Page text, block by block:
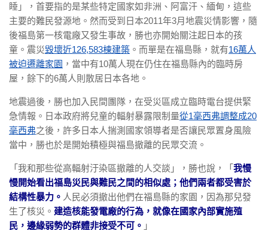
睡」，首要指的是某些特定國家如非洲、阿富汗、緬甸，這些
主要的難民發源地。然而受到日本2011年3月地震災情影響，隨
後福島第一核電廠又發生事故，勝也亦開始關注起日本的孩
童。震災毀壞近126,583棟建築 。而單是在福島縣，就有16萬人
被迫遷離家園 ，當中有10萬人現在仍住在福島縣內的臨時房
屋，餘下的6萬人則散居日本各地。
地震過後，勝也加入民間團隊，在受災區成立臨時電台提供緊
急情報。日本政府將兒童的輻射暴露限制量從1毫西弗調整成20
毫西弗之後，許多日本人揣測國家領導者是否讓民眾置身風險
當中，勝也於是開始積極與福島撤離的民眾交流。
「我和那些從高輻射汙染區撤離的人交談」，勝也說，「 我慢
慢開始看出福島災民與難民之間的相似處；他們兩者都受害於
結構性暴力。 人民必須撤出他們在福島縣的家園，因為那兒發
生了核災。 建造核能發電廠的行為，就像在國家內部實施殖
民，邊緣弱勢的群體非接受不可。 」